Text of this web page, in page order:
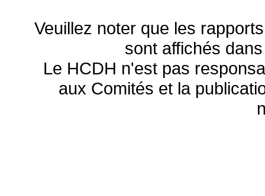
Veuillez noter que les
sont affichés
Le HCDH n'est pas
aux Comités et la